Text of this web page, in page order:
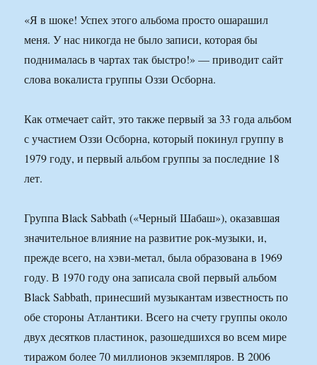
«Я в шоке! Успех этого альбома просто ошарашил
меня. У нас никогда не было записи, которая бы
поднималась в чартах так быстро!» — приводит сайт
слова вокалиста группы Оззи Осборна.
Как отмечает сайт, это также первый за 33 года альбом
с участием Оззи Осборна, который покинул группу в
1979 году, и первый альбом группы за последние 18
лет.
Группа Black Sabbath («Черный Шабаш»), оказавшая
значительное влияние на развитие рок-музыки, и,
прежде всего, на хэви-метал, была образована в 1969
году. В 1970 году она записала свой первый альбом
Black Sabbath, принесший музыкантам известность по
обе стороны Атлантики. Всего на счету группы около
двух десятков пластинок, разошедшихся во всем мире
тиражом более 70 миллионов экземпляров. В 2006